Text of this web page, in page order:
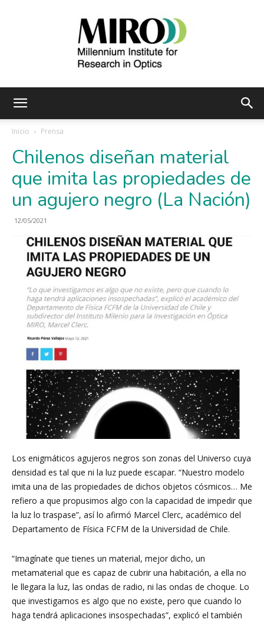
Milenio
Óptica,
Inicio Prensa
Chilenos diseñan material
que imita las propiedades de
un agujero negro (La Nación)
12/05/2021
Los enigmáticos agujeros negros son zonas del Universo cuya
densidad es tal que ni la luz puede escapar. “Nuestro modelo
imita una de las propiedades de dichos objetos cósmicos… Me
refiero a que propusimos algo con la capacidad de impedir que
la luz lo traspase”, así lo afirmó Marcel Clerc, académico del
Departamento de Física FCFM de la Universidad de Chile.
“Imagínate que tienes un material, mejor dicho, un
metamaterial que es capaz de cubrir una habitación, a ella no
le llegara la luz, las ondas de radio, ni las ondas de choque. Lo
que investigamos es algo que no existe, pero que cuando lo
haga tendrá aplicaciones insospechadas”, explicó el también